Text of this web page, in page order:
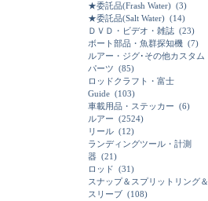
★委託品(Frash Water) (3)
★委託品(Salt Water) (14)
ＤＶＤ・ビデオ・雑誌 (23)
ボート部品・魚群探知機 (7)
ルアー・ジグ･その他カスタム
パーツ (85)
ロッドクラフト・富士
Guide (103)
車載用品・ステッカー (6)
ルアー (2524)
リール (12)
ランディングツール・計測
器 (21)
ロッド (31)
スナップ＆スプリットリング＆
スリーブ (108)